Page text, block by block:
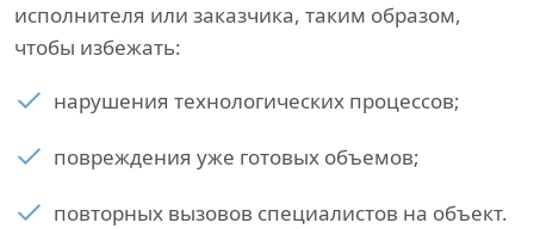
исполнителя или заказчика, таким образом,
чтобы избежать:
нарушения технологических процессов;
повреждения уже готовых объемов;
повторных вызовов специалистов на объект.